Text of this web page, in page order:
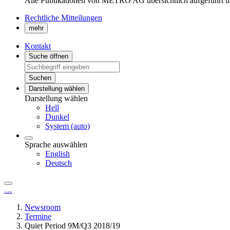
Rechtliche Mitteilungen
mehr
Kontakt
Suche öffnen
Suchen
Darstellung wählen
Darstellung wählen
Hell
Dunkel
System (auto)
Sprache auswählen
English
Deutsch
…
Newsroom
Termine
Quiet Period 9M/Q3 2018/19